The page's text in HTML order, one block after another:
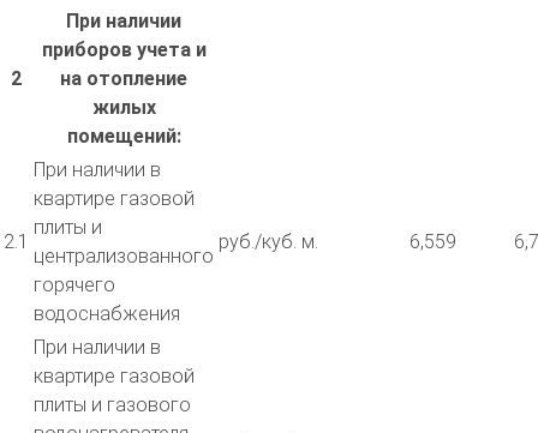
2
При наличии
приборов учета и
на отопление
жилых
помещений:
2.1
При наличии в
квартире газовой
плиты и
централизованного
горячего
водоснабжения
руб./куб. м. 6,559
При наличии в
квартире газовой
плиты и газового